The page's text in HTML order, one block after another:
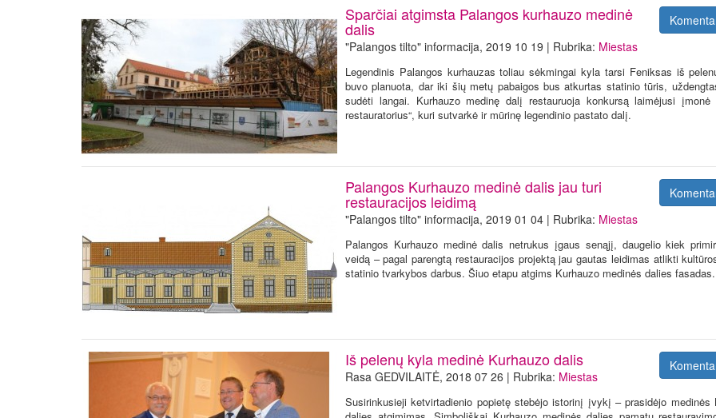
Sparčiai atgimsta Palangos kurhauzo medinė
dalis
"Palangos tilto" informacija, 2019 10 19 | Rubrika: Miestas
Legendinis Palangos kurhauzas toliau sėkmingai kyla tarsi Feniksas iš
buvo planuota, dar iki šių metų pabaigos bus atkurtas statinio tūris,
sudėti langai. Kurhauzo medinę dalį restauruoja konkursą laimėjusi įmonė
restauratorius“, kuri sutvarkė ir mūrinę legendinio pastato dalį.
Palangos Kurhauzo medinė dalis jau turi
restauracijos leidimą
"Palangos tilto" informacija, 2019 01 04 | Rubrika: Miestas
Palangos Kurhauzo medinė dalis netrukus įgaus senąjį, daugelio kiek
veidą – pagal parengtą restauracijos projektą jau gautas leidimas atlikti
statinio tvarkybos darbus. Šiuo etapu atgims Kurhauzo medinės dalies fasadas.
Iš pelenų kyla medinė Kurhauzo dalis
Rasa GEDVILAITĖ, 2018 07 26 | Rubrika: Miestas
Susirinkusieji ketvirtadienio popietę stebėjo istorinį įvykį – prasidėjo medinės